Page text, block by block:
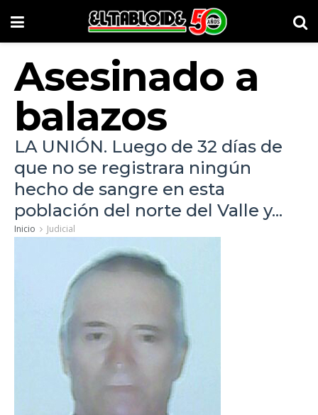
Asesinado a
balazos
LA UNIÓN. Luego de 32 días de
que no se registrara ningún
hecho de sangre en esta
población del norte del Valle y...
Inicio Judicial